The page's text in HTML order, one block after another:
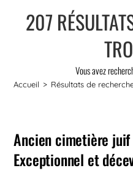
207
Vous avez
Accueil > Résultats de
Ancien cimetière juif
Exceptionnel et